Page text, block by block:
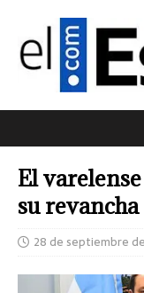
El
su
28 de septiembre